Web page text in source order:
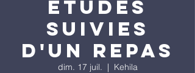
Etudes
suivies
d'un repas
dim. 17 juil.
  |
Kehila